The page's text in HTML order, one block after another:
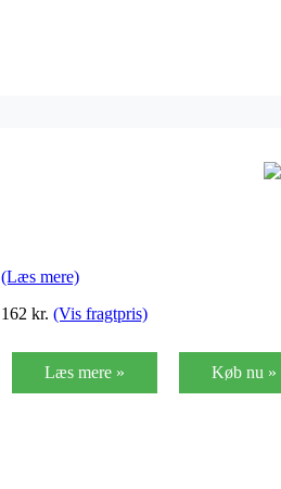
(Læs mere)
162 kr. (Vis fragtpris)
Læs mere » Køb nu »